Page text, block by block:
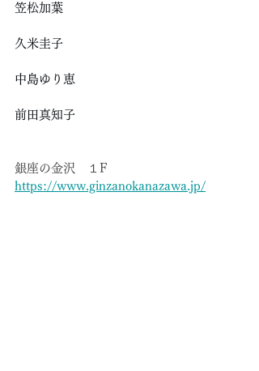
笠松加葉
久米圭子
中島ゆり恵
前田真知子
銀座の金沢　１F
https://www.ginzanokanazawa.jp/